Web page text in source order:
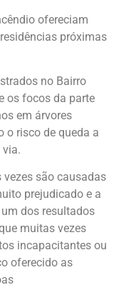
ofereciam
próximas
no Bairro
os focos da parte
em árvores
o risco de queda a
são causadas
prejudicado e a
dos resultados
muitas vezes
incapacitantes ou
oferecido as